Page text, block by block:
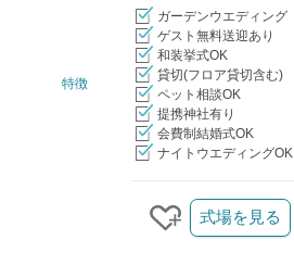
特徴
ガーデンウエディング
ゲスト無料送迎あり
和装挙式OK
貸切(フロア貸切含む)
ペット相談OK
提携神社有り
会費制結婚式OK
ナイトウエディングOK
クリップする
式場を見る